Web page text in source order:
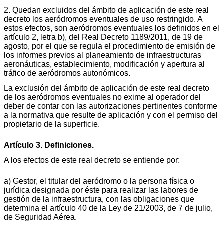
2. Quedan excluidos del ámbito de aplicación de este real
decreto los aeródromos eventuales de uso restringido. A
estos efectos, son aeródromos eventuales los definidos en el
artículo 2, letra b), del Real Decreto 1189/2011, de 19 de
agosto, por el que se regula el procedimiento de emisión de
los informes previos al planeamiento de infraestructuras
aeronáuticas, establecimiento, modificación y apertura al
tráfico de aeródromos autonómicos.
La exclusión del ámbito de aplicación de este real decreto
de los aeródromos eventuales no exime al operador del
deber de contar con las autorizaciones pertinentes conforme
a la normativa que resulte de aplicación y con el permiso del
propietario de la superficie.
Artículo 3. Definiciones.
A los efectos de este real decreto se entiende por:
a) Gestor, el titular del aeródromo o la persona física o
jurídica designada por éste para realizar las labores de
gestión de la infraestructura, con las obligaciones que
determina el artículo 40 de la Ley de 21/2003, de 7 de julio,
de Seguridad Aérea.